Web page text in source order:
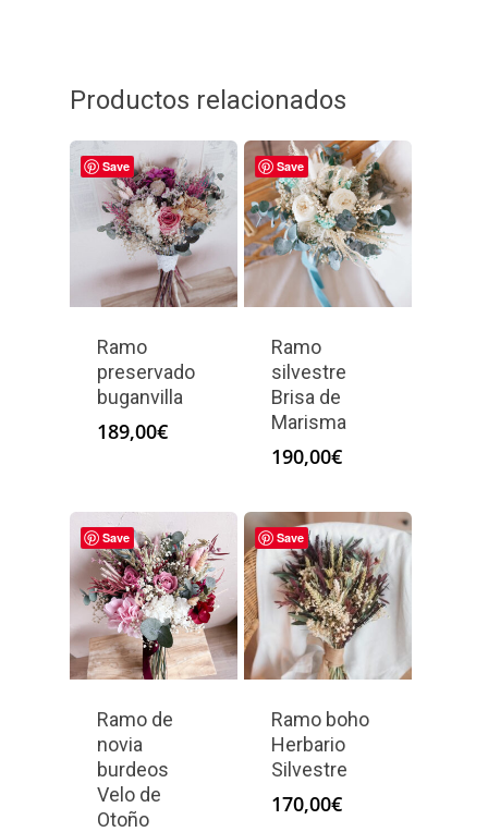
Productos relacionados
Save
Ramo
preservado
buganvilla
189,00€
Save
Ramo
silvestre
Brisa de
Marisma
190,00€
Save
Ramo de
novia
burdeos
Velo de
Otoño
Save
Ramo boho
Herbario
Silvestre
170,00€